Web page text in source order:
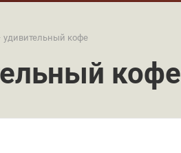
удивительный кофе
кофе